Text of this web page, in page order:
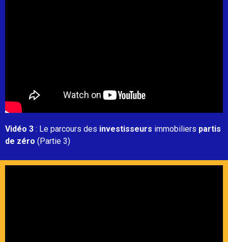
Vidéo 3 : Le parcours des investisseurs immobiliers partis
de zéro (Partie 3)